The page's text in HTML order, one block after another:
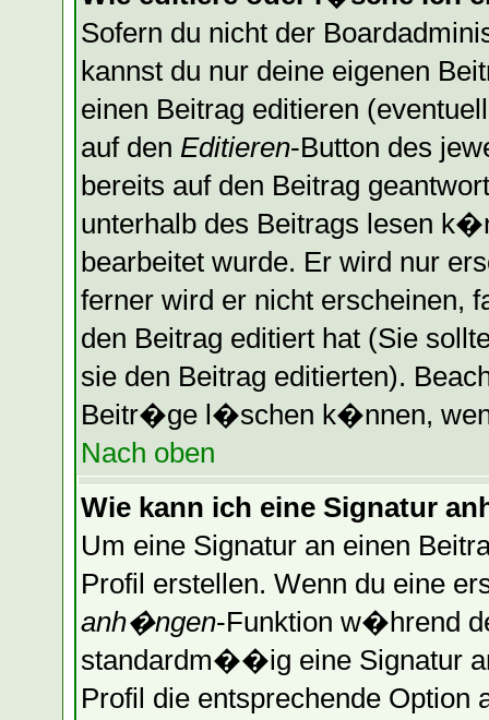
Sofern du nicht der
kannst du nur deine eigenen
einen Beitrag editieren
auf den Editieren-Button des
bereits auf den Beitrag
unterhalb des Beitrags lesen
bearbeitet wurde. Er wird nur
ferner wird er nicht erscheinen,
den Beitrag editiert hat (Sie
sie den Beitrag editierten).
Beitr�ge l�schen k�nnen,
Nach oben
Wie kann ich eine Signatur
Um eine Signatur an einen
Profil erstellen. Wenn du eine
anh�ngen-Funktion w�hrend
standardm��ig eine Signatur
Profil die entsprechende